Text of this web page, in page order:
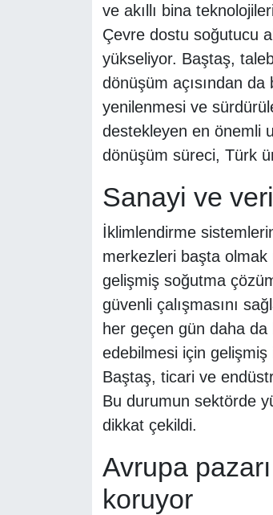
ve akıllı bina
Çevre dostu soğutucu
yükseliyor. Baştaş,
dönüşüm açısından
yenilenmesi ve
destekleyen en önemli
dönüşüm süreci, Türk
Sanayi ve
İklimlendirme
merkezleri başta
gelişmiş soğutma
güvenli çalışmasını
her geçen gün daha
edebilmesi için
Baştaş, ticari ve
Bu durumun sektörde
dikkat çekildi.
Avrupa
koruyor